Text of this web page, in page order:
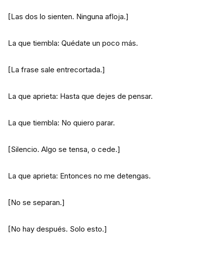
[Las dos lo sienten. Ninguna afloja.]
La que tiembla: Quédate un poco más.
[La frase sale entrecortada.]
La que aprieta: Hasta que dejes de pensar.
La que tiembla: No quiero parar.
[Silencio. Algo se tensa, o cede.]
La que aprieta: Entonces no me detengas.
[No se separan.]
[No hay después. Solo esto.]